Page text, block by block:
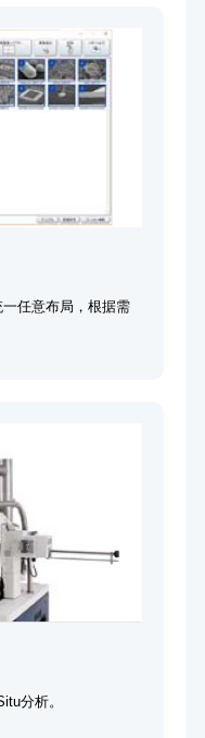
任意布局，根据需
分析。